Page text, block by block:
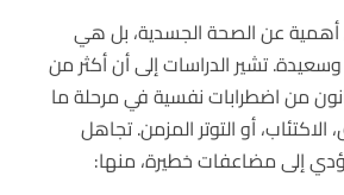
أهمية عن الصحة الجسدية، بل هي
تشير الدراسات إلى أن أكثر من
من اضطرابات نفسية في مرحلة ما
أو التوتر المزمن. تجاهل
إلى مضاعفات خطيرة، منها: